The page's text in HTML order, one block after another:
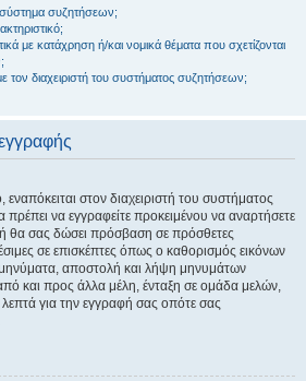
σύστημα συζητήσεων;
με κατάχρηση ή/και νομικά θέματα που σχετίζονται
διαχειριστή του συστήματος συζητήσεων;
στον διαχειριστή του συστήματος
να εγγραφείτε προκειμένου να αναρτήσετε
θα σας δώσει πρόσβαση σε πρόσθετες
σε επισκέπτες όπως ο καθορισμός εικόνων
αποστολή και λήψη μηνυμάτων
και προς άλλα μέλη, ένταξη σε ομάδα μελών,
για την εγγραφή σας οπότε σας